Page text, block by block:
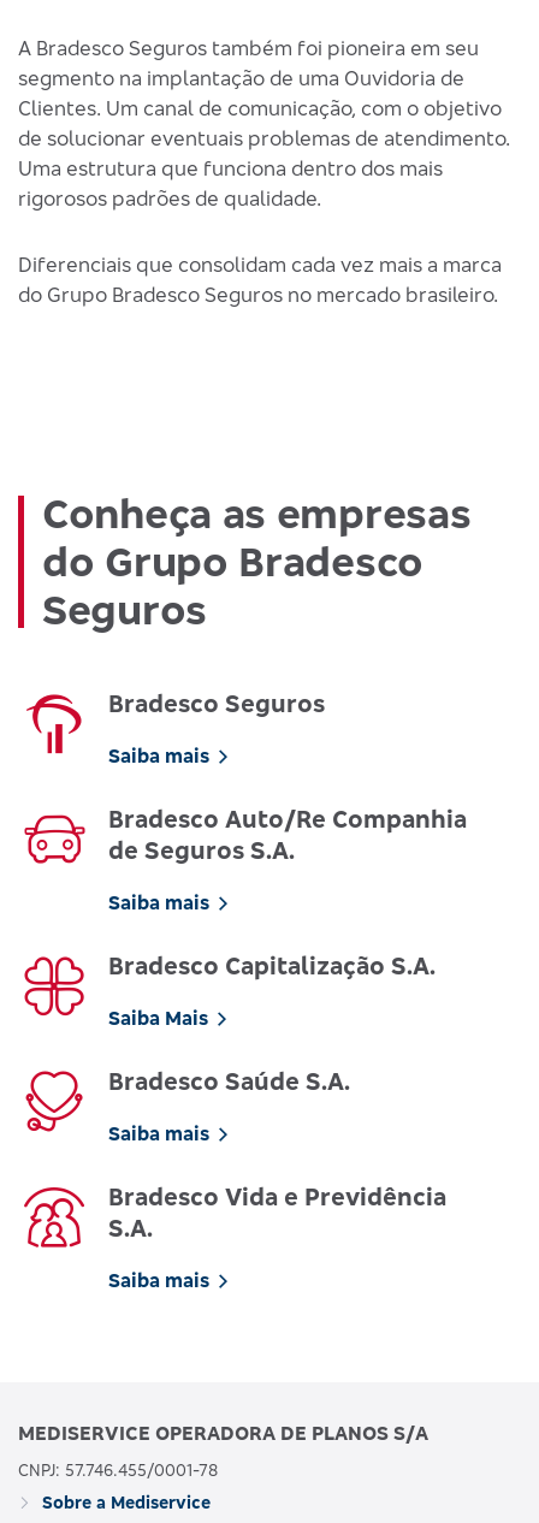
A Bradesco Seguros também foi pioneira em seu
segmento na implantação de uma Ouvidoria de
Clientes. Um canal de comunicação, com o objetivo
de solucionar eventuais problemas de atendimento.
Uma estrutura que funciona dentro dos mais
rigorosos padrões de qualidade.
Diferenciais que consolidam cada vez mais a marca
do Grupo Bradesco Seguros no mercado brasileiro.
Conheça as empresas
do Grupo Bradesco
Seguros
Bradesco Seguros
Saiba mais
Bradesco Auto/Re Companhia
de Seguros S.A.
Saiba mais
Bradesco Capitalização S.A.
Saiba Mais
Bradesco Saúde S.A.
Saiba mais
Bradesco Vida e Previdência
S.A.
Saiba mais
MEDISERVICE OPERADORA DE PLANOS S/A
CNPJ: 57.746.455/0001-78
Sobre a Mediservice